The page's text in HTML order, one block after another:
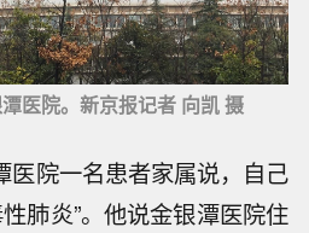
医院。新京报记者 向凯 摄
医院一名患者家属说，自己
肺炎”。他说金银潭医院住